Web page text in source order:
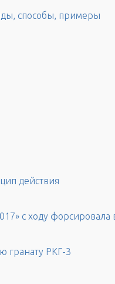
способы, примеры
действия
с ходу форсировала
гранату РКГ-3